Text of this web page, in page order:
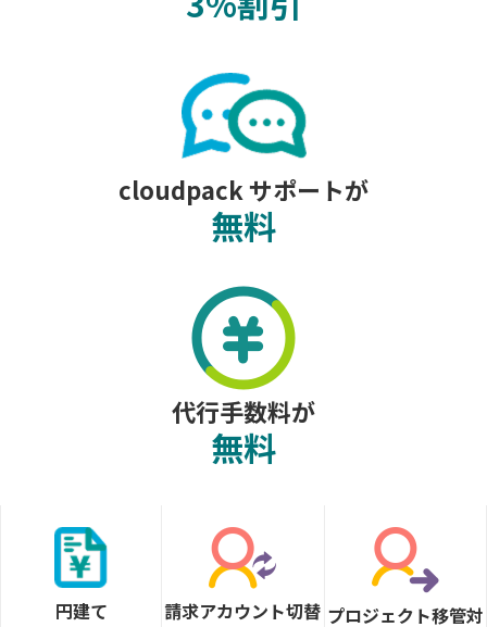
cloudpack サポートが
無料
代行手数料が
無料
円建て
請求アカウント切替 プロジェクト移管対